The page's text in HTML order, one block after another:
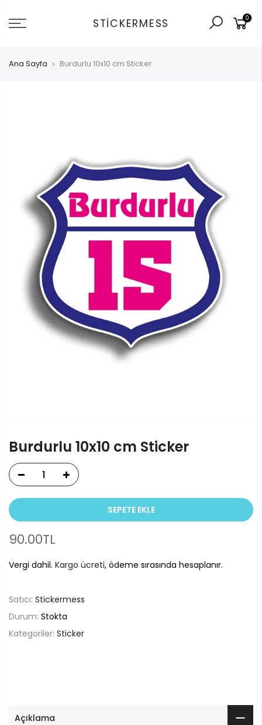
git
STICKERMESS 0
Ana Sayfa Burdurlu 10x10 cm Sticker
Burdurlu 10x10 cm Sticker
SEPETE EKLE
90.00TL
Vergi dahil. Kargo ücreti, ödeme sırasında hesaplanır.
Satıcı: Stickermess
Durum: Stokta
Kategoriler: Sticker
Açıklama